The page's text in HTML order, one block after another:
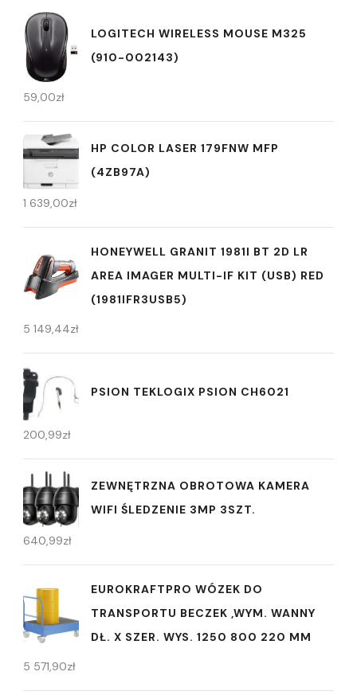
LOGITECH WIRELESS MOUSE M325
(910-002143)
59,00zł
HP COLOR LASER 179FNW MFP
(4ZB97A)
1 639,00zł
HONEYWELL GRANIT 1981I BT 2D LR
AREA IMAGER MULTI-IF KIT (USB) RED
(1981IFR3USB5)
5 149,44zł
PSION TEKLOGIX PSION CH6021
200,99zł
ZEWNĘTRZNA OBROTOWA KAMERA
WIFI ŚLEDZENIE 3MP 3SZT.
640,99zł
EUROKRAFTPRO WÓZEK DO
TRANSPORTU BECZEK ,WYM. WANNY
DŁ. X SZER. WYS. 1250 800 220 MM
5 571,90zł